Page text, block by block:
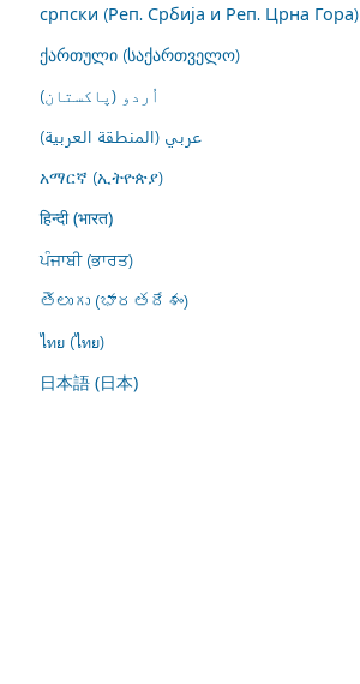
српски (Реп. Србија и Реп. Црна Гора)
ქართული (საქართველო)
اُردو (پاکستان)
عربي (المنطقة العربية)
አማርኛ (ኢትዮጵያ)
हिन्दी (भारत)
ਪੰਜਾਬੀ (ਭਾਰਤ)
తెలుగు (భారతదేశం)
ไทย (ไทย)
日本語 (日本)